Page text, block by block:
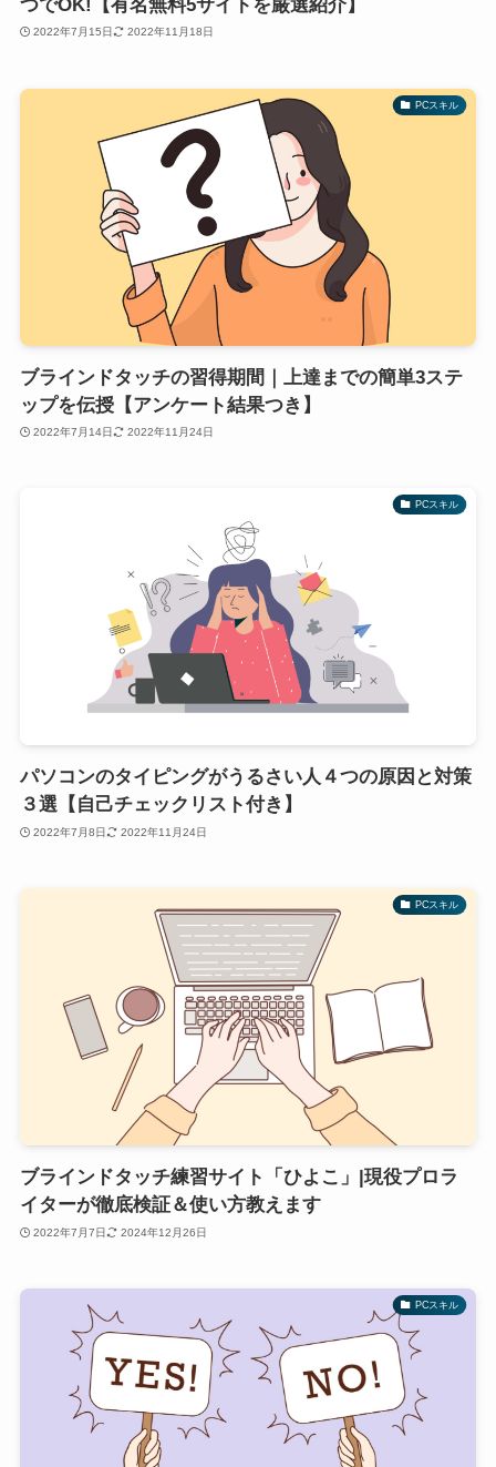
つでOK!【有名無料5サイトを厳選紹介】
2022年7月15日 2022年11月18日
PCスキル
ブラインドタッチの習得期間｜上達までの簡単3ステ
ップを伝授【アンケート結果つき】
2022年7月14日 2022年11月24日
PCスキル
パソコンのタイピングがうるさい人４つの原因と対策
３選【自己チェックリスト付き】
2022年7月8日 2022年11月24日
PCスキル
ブラインドタッチ練習サイト「ひよこ」|現役プロラ
イターが徹底検証＆使い方教えます
2022年7月7日 2024年12月26日
PCスキル